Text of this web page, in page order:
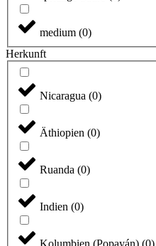
medium (0)
Herkunft
Nicaragua (0)
Äthiopien (0)
Ruanda (0)
Indien (0)